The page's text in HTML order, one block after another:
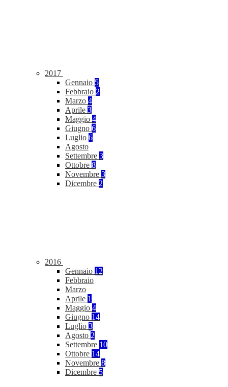
2017
Gennaio 5
Febbraio 2
Marzo 4
Aprile 3
Maggio 4
Giugno 6
Luglio 6
Agosto
Settembre 3
Ottobre 8
Novembre 3
Dicembre 2
2016
Gennaio 12
Febbraio
Marzo
Aprile 1
Maggio 4
Giugno 14
Luglio 3
Agosto 2
Settembre 10
Ottobre 14
Novembre 8
Dicembre 5